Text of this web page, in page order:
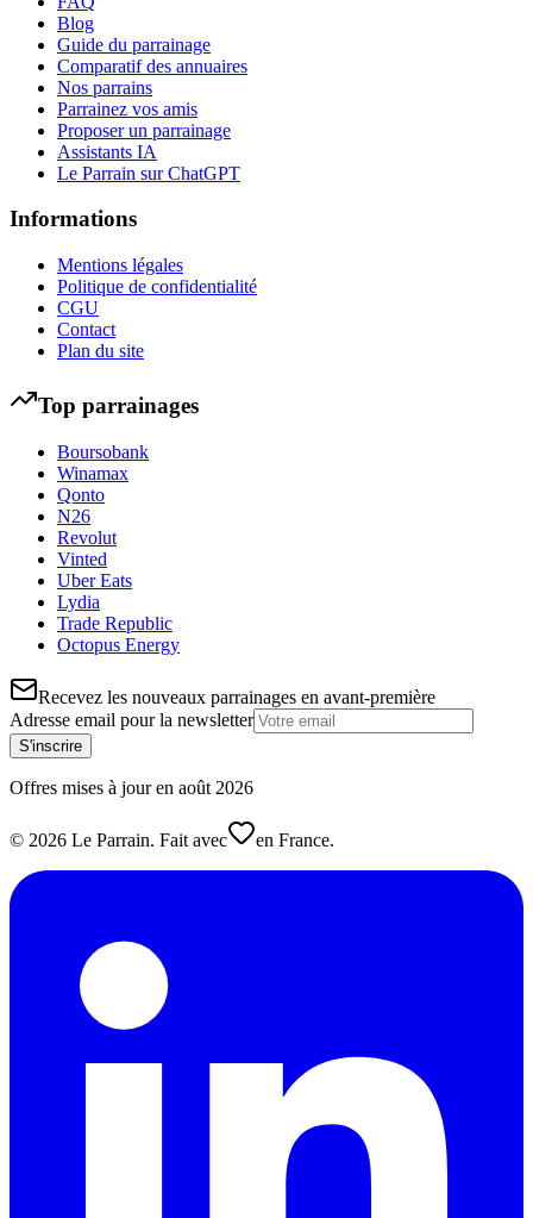
Blog
Guide du parrainage
Comparatif des annuaires
Nos parrains
Parrainez vos amis
Proposer un parrainage
Assistants IA
Le Parrain sur ChatGPT
Informations
Mentions légales
Politique de confidentialité
CGU
Contact
Plan du site
Top parrainages
Boursobank
Winamax
Qonto
N26
Revolut
Vinted
Uber Eats
Lydia
Trade Republic
Octopus Energy
Recevez les nouveaux parrainages en avant-première
Adresse email pour la newsletter
S'inscrire
Offres mises à jour en août 2026
© 2026 Le Parrain. Fait avec en France.